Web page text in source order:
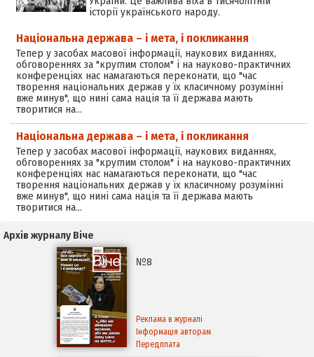
історії українського народу.
Національна держава – і мета, і покликання
Тепер у засобах масової інформації, наукових виданнях,
обговореннях за "круглим столом" і на науково-практичних
конференціях нас намагаються переконати, що "час
творення національних держав у їх класичному розумінні
вже минув", що нині сама нація та її держава мають
творитися на…
Національна держава – і мета, і покликання
Тепер у засобах масової інформації, наукових виданнях,
обговореннях за "круглим столом" і на науково-практичних
конференціях нас намагаються переконати, що "час
творення національних держав у їх класичному розумінні
вже минув", що нині сама нація та її держава мають
творитися на…
Архів журналу Віче
№8
Реклама в журналі
Інформація авторам
Передплата